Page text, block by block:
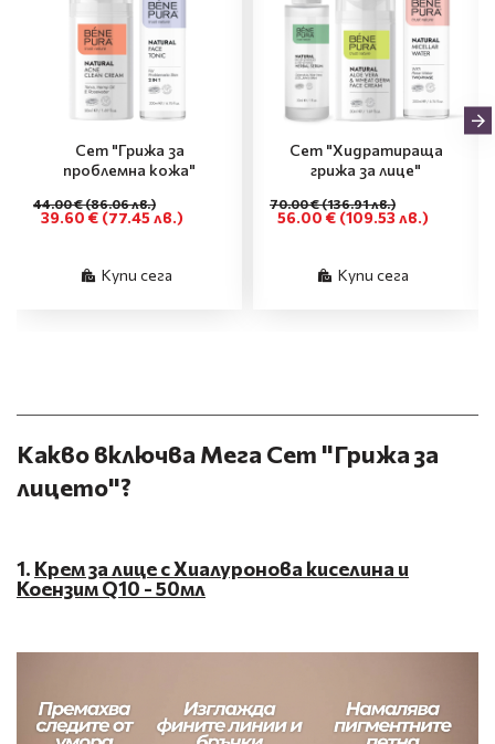
Сет "Грижа за
проблемна кожа"
39.60 € (77.45 лв.)
44.00 €(86.06 лв.)
Купи сега
Сет "Хидратираща
грижа за лице"
56.00 € (109.53 лв.)
70.00 €(136.91 лв.)
Купи сега
Какво включва Мега Сет "Грижа за
лицето"?
1. Крем за лице с Хиалуронова киселина и
Коензим Q10 - 50мл